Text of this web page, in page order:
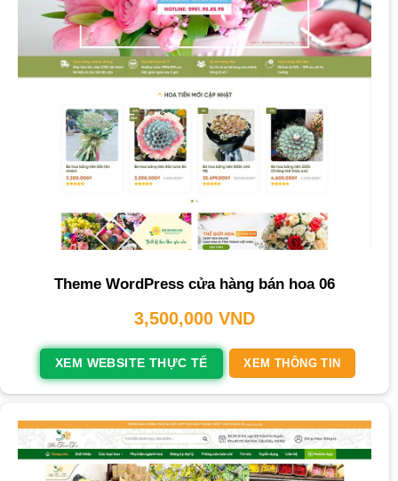
Theme WordPress cửa hàng bán hoa 06
3,500,000 VND
XEM WEBSITE THỰC TẾ XEM THÔNG TIN